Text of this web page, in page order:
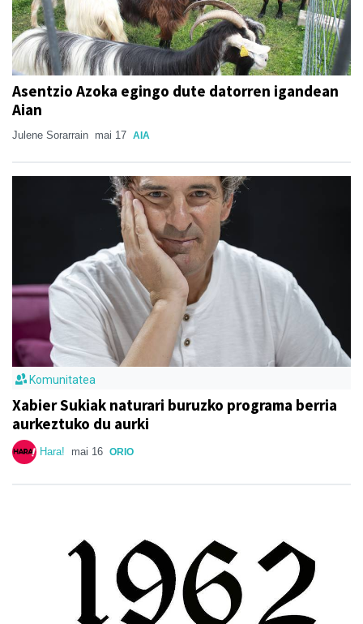
Asentzio Azoka egingo dute datorren igandean
Aian
Julene Sorarrain mai 17 AIA
Komunitatea
Xabier Sukiak naturari buruzko programa berria
aurkeztuko du aurki
Hara! mai 16 ORIO